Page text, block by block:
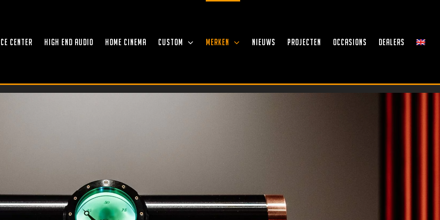
CENTER HIGH END AUDIO HOME CINEMA CUSTOM MERKEN NIEUWS PROJECTEN OCCASIONS DEALERS